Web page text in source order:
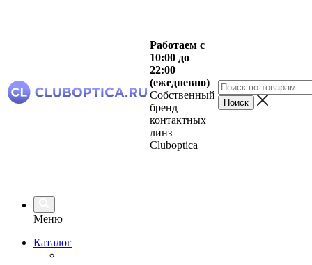
Работаем с
10:00 до
22:00
(ежедневно)
Собственный
бренд
контактных
линз
Cluboptica
Меню
Каталог